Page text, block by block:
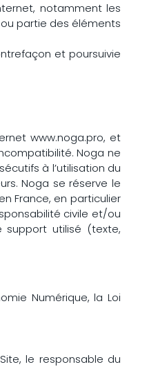
notamment les
partie des éléments
et poursuivie
www.noga.pro, et
Noga ne
à l’utilisation du
Noga se réserve le
France, en particulier
civile et/ou
support utilisé (texte,
Numérique, la Loi
le responsable du